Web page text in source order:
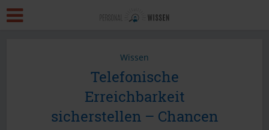
Wissen
Telefonische
Erreichbarkeit
sicherstellen – Chancen